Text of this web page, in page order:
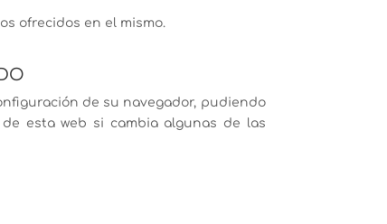
ofrecidos en el mismo.
de su navegador, pudiendo
esta web si cambia algunas de las